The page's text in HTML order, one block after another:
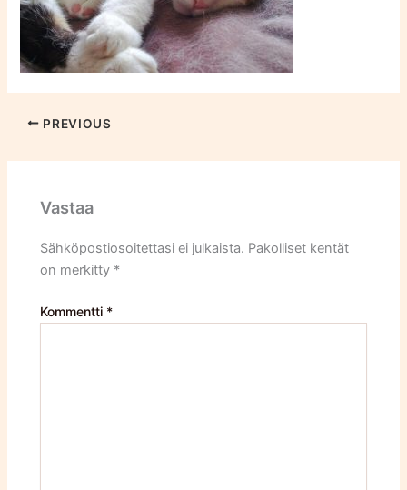
PREVIOUS
Vastaa
Sähköpostiosoitettasi ei julkaista. Pakolliset kentät
on merkitty *
Kommentti *